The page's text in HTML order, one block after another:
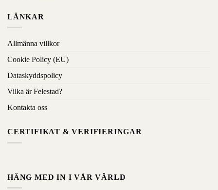
LÄNKAR
Allmänna villkor
Cookie Policy (EU)
Dataskyddspolicy
Vilka är Felestad?
Kontakta oss
CERTIFIKAT & VERIFIERINGAR
HÄNG MED IN I VÅR VÄRLD